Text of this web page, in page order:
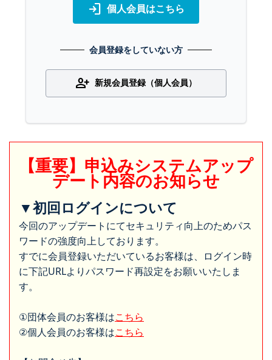
login 個人会員はこちら
会員登録をしていない方
person_add 新規会員登録（個人会員）
【重要】申込みシステムアップ
デート内容のお知らせ
▼初回ログインについて
今回のアップデートにてセキュリティ向上のためパス
ワードの強度向上しております。
すでに会員登録いただいているお客様は、ログイン時
に下記URLよりパスワード再設定をお願いいたしま
す。
①団体会員のお客様はこちら
②個人会員のお客様はこちら